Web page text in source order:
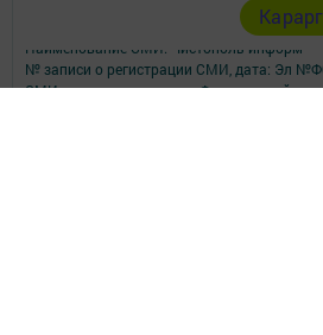
При поддержке Республиканского
Наименование СМИ: Чистополь-информ
№ записи о регистрации СМИ, дата: Эл
СМИ зарегистрированно Федеральной